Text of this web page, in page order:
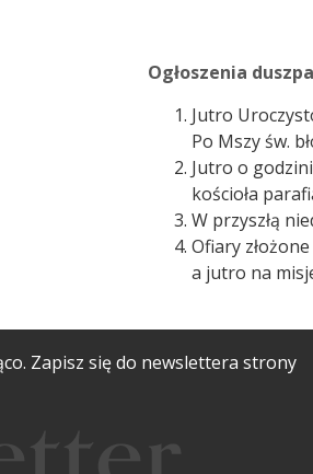
Ogłoszenia
Jutro
Po Mszy św.
Jutro o
kościoła
W przyszłą
Ofiary
a jutro na
Zapisz się do newslettera strony